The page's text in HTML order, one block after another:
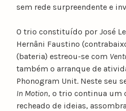
sem rede surpreendente e
O trio constituído por José
Hernâni Faustino
(bateria) estreou-se com
também o arranque de
Phonogram Unit. Neste seu
In Motion, o trio continua um
recheado de ideias,